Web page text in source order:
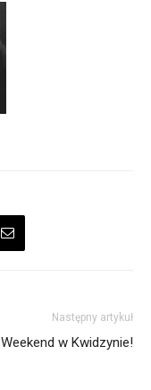
Następny artykuł
Weekend w Kwidzynie!